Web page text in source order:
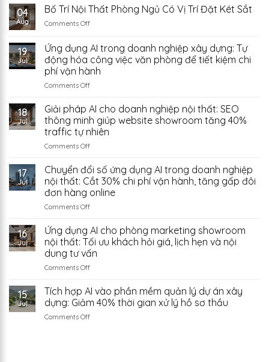
Chợ
Quốc:
Có
Đáng
Nội
Thất
Nhỏ
Nhập
Phụ
Kiện
Trung
Quốc
Đâu?
04
Aug
Bố Trí Nội Thất Phòng Ngủ Có Vị Trí Đặt Két Sắt
Comments Offon
Trí
Nội
Thất
Phòng
Ngủ
Vị
Trí
Đặt
Két
Sắt
19
Jul
Ứng dụng AI trong doanh nghiệp xây dựng: Tự
động hóa công việc văn phòng để tiết kiệm chi
phí vận hành
Comments Offon
dụng
AI
trong
doanh
nghiệp
dựng:
Tự
động
hóa
công
văn
phòng
để
tiết
kiệm
phí
vận
18
Jul
Giải pháp AI cho doanh nghiệp nội thất: SEO
thông minh giúp website showroom tăng 40%
traffic tự nhiên
Comments Offon
pháp
AI
cho
doanh
nghiệp
thất:
SEO
thông
minh
giúp
showroom
tăng
40%
traffic
17
Jul
Chuyển đổi số ứng dụng AI trong doanh nghiệp
nội thất: Cắt 30% chi phí vận hành, tăng gấp đôi
đơn hàng online
Comments Offon
đổi
số
ứng
dụng
AI
doanh
nghiệp
nội
thất:
16
Jul
Ứng dụng AI cho phòng marketing showroom
nội thất: Tối ưu khách hỏi giá, lịch hẹn và nội
dung tư vấn
Comments Offon
dụng
AI
cho
phòng
15
Jul
Tích hợp AI vào phần mềm quản lý dự án xây
dựng: Giảm 40% thời gian xử lý hồ sơ thầu
Comments Offon